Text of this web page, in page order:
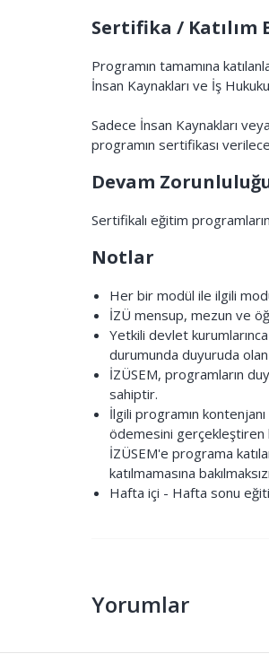
Sertifika / Katılım
Programın tamamına
İnsan Kaynakları ve İş
Sadece İnsan Kaynakları
programın sertifikası
Devam
Sertifikalı eğitim
Notlar
Her bir modül ile ilgili
İZÜ mensup, mezun ve
Yetkili devlet
durumunda duyuruda
İZÜSEM, programların
sahiptir.
İlgili programın kontenjanı
ödemesini gerçekleştiren
İZÜSEM'e programa
katılmamasına
Hafta içi - Hafta sonu
Yorumlar